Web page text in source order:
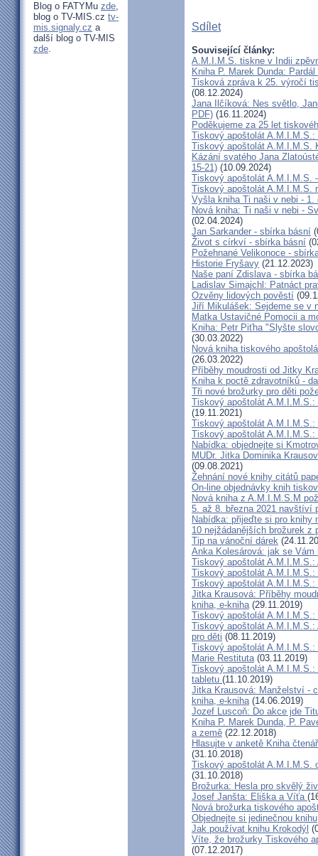
Blog o FATYMu zde,
blog o TV-MIS.cz tv-
mis.signaly.cz a
další blog o TV-MIS
zde.
Sdílet
Související články:
A.M.I.M.S. tiskne v Indii
Kniha P. Marek Dunda:
Tisková zpráva k 25. výročí
(08.12.2024)
Jana Ilčíková: Nes světlo,
PDF) (16.11.2024)
Poděkujeme za 25 let
Tiskový apoštolát
Tiskový apoštolát A.M.I.M.S.
Kázání svatého Jana
15-21) (10.09.2024)
Tiskový apoštolát A.M.I.M.S.
Tiskový apoštolát A.M.I.M.S.
Vyšla kniha Ti naši v nebi - 1.
Nová kniha: Ti naši v nebi -
(02.04.2024)
Jan Sarkander - sbírka básní
Život s církví - sbírka básní
Požehnané Velikonoce -
Historie Fryšavy (21.12.2023)
Naše paní Zdislava - sbírka
Ladislav Simajchl: Patnáct
Ozvěny lidových pověstí
Jiří Mikulášek: Sejdeme se v
Matka Ustavičné Pomocii a
Kniha: Petr Piťha "Slyšte
(30.03.2022)
Nová kniha tiskového
(26.03.2022)
Příběhy moudrosti od Jitky
Kniha k poctě zdravotníků -
Tři nové brožurky pro děti
Tiskový apoštolát
(19.11.2021)
Tiskový apoštolát
Tiskový apoštolát
Nabídka: objednejte si
MUDr. Jitka Dominika
(09.08.2021)
Žehnání nové knihy citátů
On-line objednávky knih
Nová kniha z A.M.I.M.S.M
5. až 8. března 2021 navštíví
Nabídka: přijeďte si pro knihy
10 nejžádanějších brožurek z
Tip na vánoční dárek
Anka Kolesárová: jak se Vám
Tiskový apoštolát A.M.I.M.S.:
Tiskový apoštolát
Tiskový apoštolát
Jitka Krausová: Příběhy
kniha, e-kniha(29.11.2019)
Tiskový apoštolát
Tiskový apoštolát
pro děti (08.11.2019)
Tiskový apoštolát
Marie Restituta(03.11.2019)
Tiskový apoštolát
tabletu (11.10.2019)
Jitka Krausová: Manželství -
kniha, e-kniha(14.06.2019)
Jozef Luscoň: Do akce jde
Kniha P. Marek Dunda, P.
a země (22.12.2018)
Hlasujte v anketě Kniha
(31.10.2018)
Tiskový apoštolát A.M.I.M.S.
(31.10.2018)
Brožurka: Hesla pro skvělý
Josef Janšta: Eliška a Víťa
Nová brožurka tiskového
Objednejte si jedinečnou knihu
Jak používat knihu Krokodýl
Víte, že brožurky Tiskového
(07.12.2017)